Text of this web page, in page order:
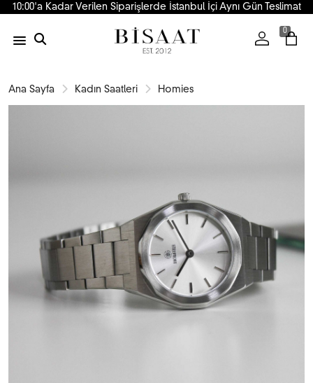
10:00'a Kadar Verilen Siparişlerde İstanbul İçi Aynı Gün Teslimat
0
Ana Sayfa Kadın Saatleri Homies